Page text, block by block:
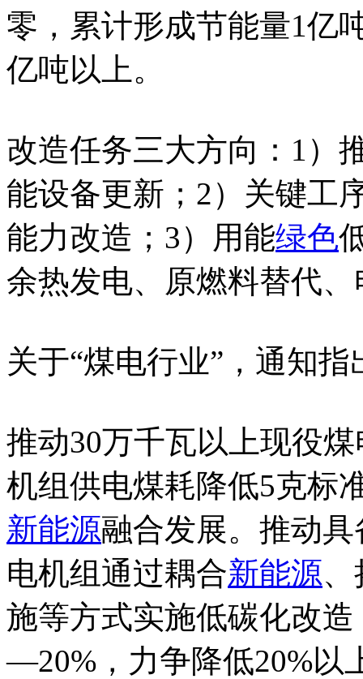
零，累计形成节能量1亿
亿吨以上。
改造任务三大方向：1）
能设备更新；2）关键工
能力改造；3）用能绿色
余热发电、原燃料替代
关于“煤电行业”，通知指
推动30万千瓦以上现役
机组供电煤耗降低5克标
新能源融合发展。推动
电机组通过耦合新能源
施等方式实施低碳化改
—20%，力争降低20%以